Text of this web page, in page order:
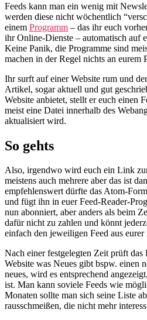
Feeds kann man ein wenig mit
werden diese nicht wöchentlich
einem Programm – das ihr euch
ihr Online-Dienste – automatisch auf
Keine Panik, die Programme sind
machen in der Regel nichts an eurem
Ihr surft auf einer Website rum und
Artikel, sogar aktuell und gut
Website anbietet, stellt er euch einen
meist eine Datei innerhalb des
aktualisiert wird.
So gehts
Also, irgendwo wird euch ein Link
meistens auch mehrere aber das ist
empfehlenswert dürfte das Atom-
und fügt ihn in euer Feed-Reader-
nun abonniert, aber anders als beim
dafür nicht zu zahlen und könnt
einfach den jeweiligen Feed aus eurer
Nach einer festgelegten Zeit prüft das
Website was Neues gibt bspw. einen
neues, wird es entsprechend
ist. Man kann soviele Feeds wie
Monaten sollte man sich seine Liste
rausschmeißen, die nicht mehr